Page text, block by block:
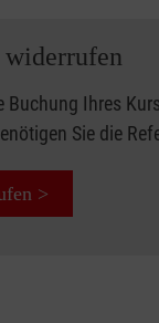
Buchung Ihres
Sie die
>